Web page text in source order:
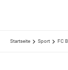
Startseite Sport FC